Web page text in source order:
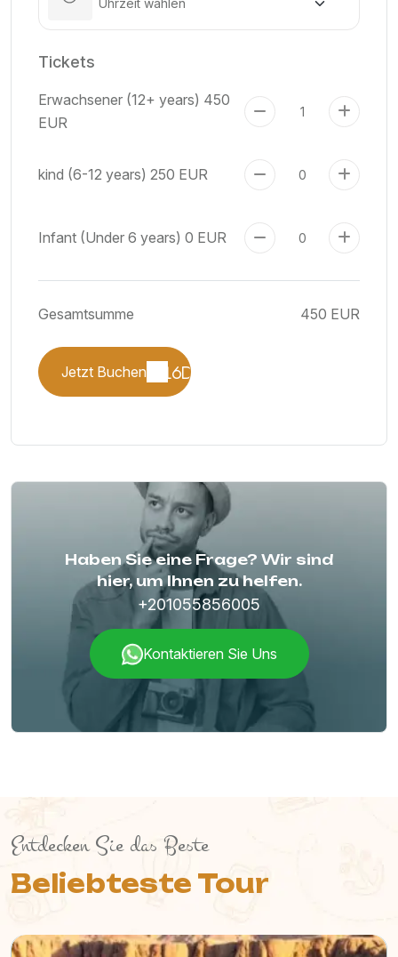
Tickets
Erwachsener (12+ years) 450
EUR
kind (6-12 years) 250 EUR
Infant (Under 6 years) 0 EUR
Gesamtsumme 450 EUR
Jetzt Buchen
Haben Sie eine Frage? Wir sind
hier, um Ihnen zu helfen.
+201055856005
Kontaktieren Sie Uns
Entdecken Sie das Beste
Beliebteste Tour